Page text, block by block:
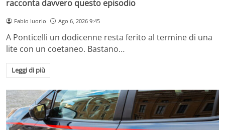
racconta davvero questo episodio
Fabio Iuorio Ago 6, 2026 9:45
A Ponticelli un dodicenne resta ferito al termine di una
lite con un coetaneo. Bastano…
Leggi di più